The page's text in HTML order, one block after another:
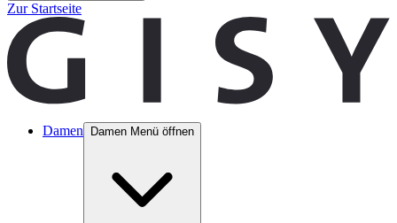
Zur Startseite
Damen Damen Menü öffnen